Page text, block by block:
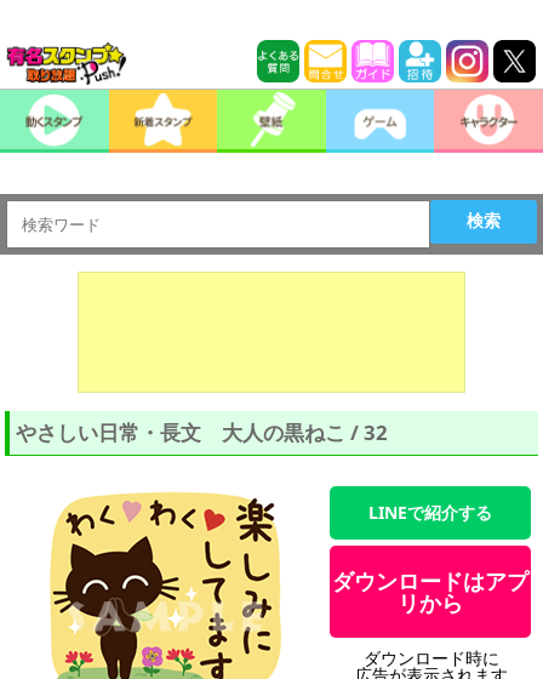
検索
やさしい日常・長文 大人の黒ねこ / 32
LINEで紹介する
ダウンロードはアプ
リから
ダウンロード時に